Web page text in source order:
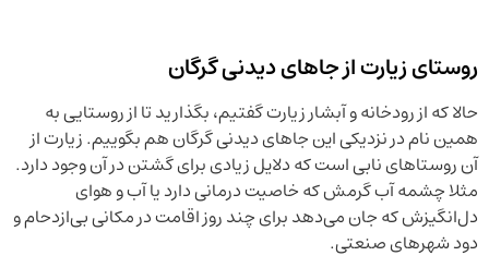
روستای زیارت از جاهای دیدنی گرگان
حالا که از رودخانه و آبشار زیارت گفتیم، بگذارید تا از روستایی به
همین نام در نزدیکی این جاهای دیدنی گرگان هم بگوییم. زیارت از
آن روستاهای نابی است که دلایل زیادی برای گشتن در آن وجود دارد.
مثلا چشمه آب گرمش که خاصیت درمانی دارد یا آب‌ و هوای
دل‌انگیزش که جان می‌دهد برای چند روز اقامت در مکانی بی‌ازدحام و
دود شهرهای صنعتی.